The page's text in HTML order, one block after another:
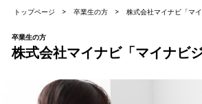
トップページ 卒業生の方 株式会社マイナビ「マ
卒業生の方
株式会社マイナビ「マイナビ